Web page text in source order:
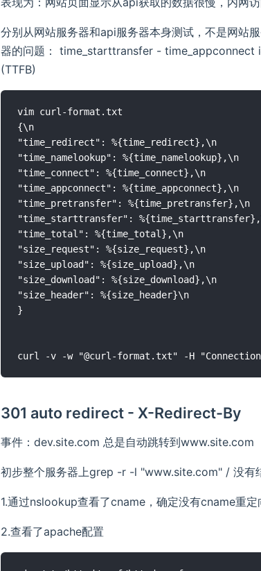
分别从网站服务器和api服务器本身测试，不是网站
器的问题： time_starttransfer -
(TTFB)
vim curl-format.txt
{\n
"time_redirect": %{time_redirect},\n
"time_namelookup": %{time_namelookup},\n
"time_connect": %{time_connect},\n
"time_appconnect": %{time_appconnect},\n
"time_pretransfer": %{time_pretransfer},\n
"time_starttransfer":
"time_total": %{time_total},\n
"size_request": %{size_request},\n
"size_upload": %{size_upload},\n
"size_download": %{size_download},\n
"size_header": %{size_header}\n
}
301 auto redirect - X-Redirect-By
事件：dev.site.com 总是自动跳转到www.site.com
初步整个服务器上grep -r -l "www.site.com" / 没有
1.通过nslookup查看了cname，确定没有cname重定
2.查看了apache配置